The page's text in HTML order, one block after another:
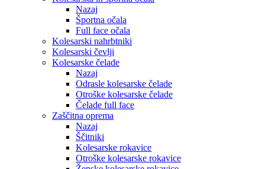
Nazaj
Športna očala
Full face očala
Kolesarski nahrbtniki
Kolesarski čevlji
Kolesarske čelade
Nazaj
Odrasle kolesarske čelade
Otroške kolesarske čelade
Čelade full face
Zaščitna oprema
Nazaj
Ščitniki
Kolesarske rokavice
Otroške kolesarske rokavice